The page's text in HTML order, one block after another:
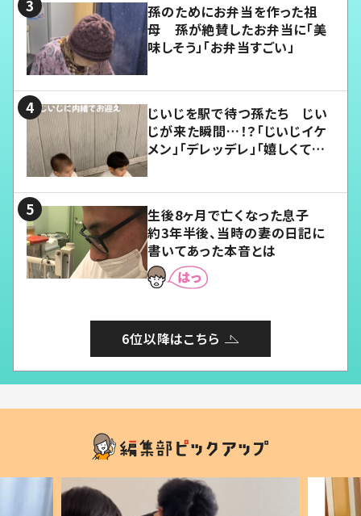
孫のためにお弁当を作った祖
母 孫が絶賛したお弁当に「美
味しそう」「お弁当すごい」
じいじを駅で待つ孫たち じい
じが来た瞬間…！？「じいじイケ
メン」「デレッデレ」「嬉しくて可
生後8ヶ月で亡くなった息子
約3年半後、当時の妻の日記に
書いてあった本音とは
6位以降はこちら